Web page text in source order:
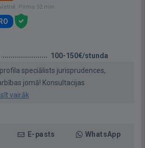
Pirms 52 min.
100-150€/stunda
speciālists jurisprudences,
jomā! Konsultacijas
vairāk
E-pasts WhatsApp